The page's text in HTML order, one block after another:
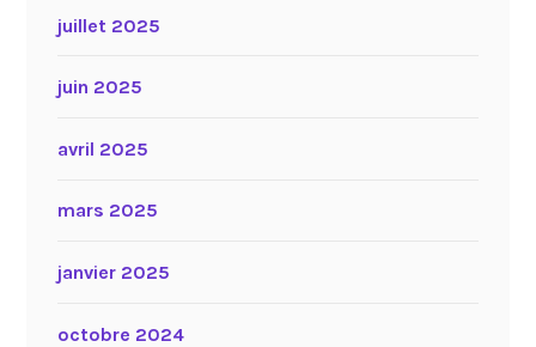
juillet 2025
juin 2025
avril 2025
mars 2025
janvier 2025
octobre 2024